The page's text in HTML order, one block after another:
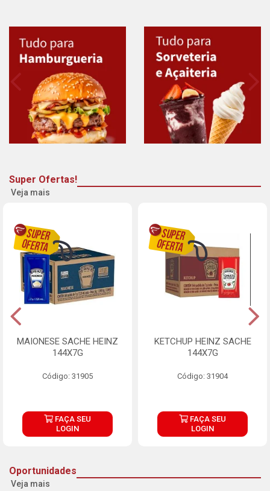
Super Ofertas!
Veja mais
MAIONESE SACHE HEINZ
144X7G
Código: 31905
FAÇA SEU
LOGIN
KETCHUP HEINZ SACHE
144X7G
Código: 31904
FAÇA SEU
LOGIN
Oportunidades
Veja mais